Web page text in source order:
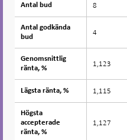
Antal bud
Antal godkända
bud
Genomsnittlig
ränta, %
Lägsta ränta, %
Högsta
accepterade
ränta, %
Antal bud 8
Antal godkända
bud
4
Genomsnittlig
ränta, %
1,123
Lägsta ränta, % 1,115
Högsta
accepterade
ränta, %
1,127